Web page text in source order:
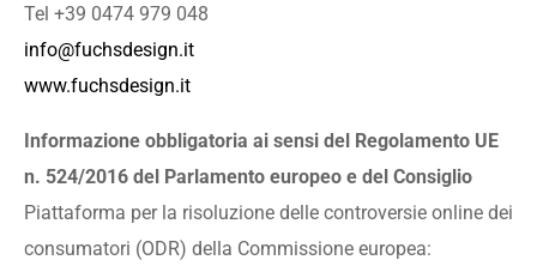
Tel +39 0474 979 048
info@fuchsdesign.it
www.fuchsdesign.it
Informazione obbligatoria ai sensi del Regolamento UE
n. 524/2016 del Parlamento europeo e del Consiglio
Piattaforma per la risoluzione delle controversie online dei
consumatori (ODR) della Commissione europea: